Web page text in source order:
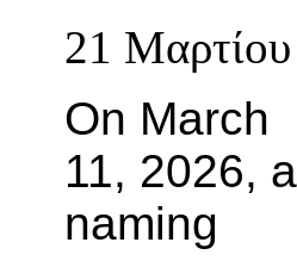
21
On March
11, 2026, a
naming